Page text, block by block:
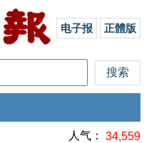
电子报 正體版
人气： 34,559